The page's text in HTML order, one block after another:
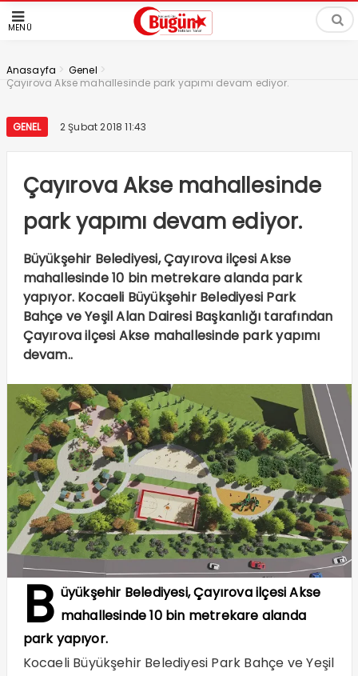
MENÜ
Anasayfa > Genel >
Çayırova Akse mahallesinde park yapımı devam ediyor.
GENEL 2 Şubat 2018 11:43
Çayırova Akse mahallesinde
park yapımı devam ediyor.
Büyükşehir Belediyesi, Çayırova ilçesi Akse
mahallesinde 10 bin metrekare alanda park
yapıyor. Kocaeli Büyükşehir Belediyesi Park
Bahçe ve Yeşil Alan Dairesi Başkanlığı tarafından
Çayırova ilçesi Akse mahallesinde park yapımı
devam..
B üyükşehir Belediyesi, Çayırova ilçesi Akse
mahallesinde 10 bin metrekare alanda
park yapıyor.
Kocaeli Büyükşehir Belediyesi Park Bahçe ve Yeşil